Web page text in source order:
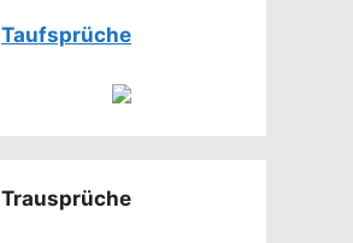
Taufsprüche
Trausprüche